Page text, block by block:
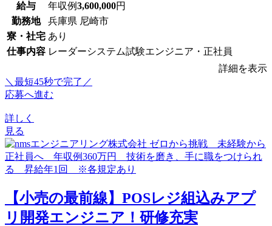
給与 年収例3,600,000円
勤務地
兵庫県 尼崎市
寮・社宅 あり
仕事内容 レーダーシステム試験エンジニア・正社員
詳細を表示
＼最短45秒で完了／
応募へ進む
詳しく
見る
【小売の最前線】POSレジ組込みアプ
リ開発エンジニア！研修充実